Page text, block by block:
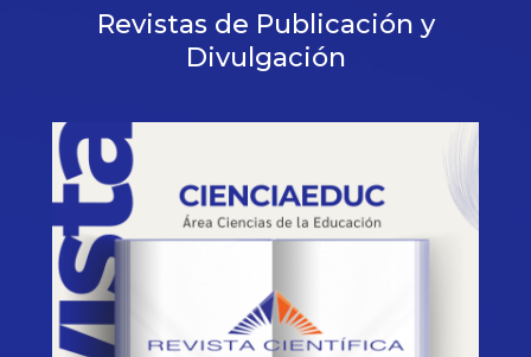
Revistas de Publicación y
Divulgación